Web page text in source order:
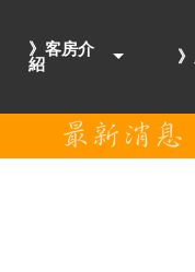
》客房介
紹